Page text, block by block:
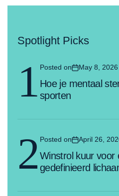
Spotlight Picks
1 Posted on May 8, 2026
Hoe je mentaal
sporten
2 Posted on April 26,
Winstrol kuur voor
gedefinieerd